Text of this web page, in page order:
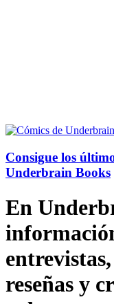
Consigue los
Underbrain Books
En
reseñas y